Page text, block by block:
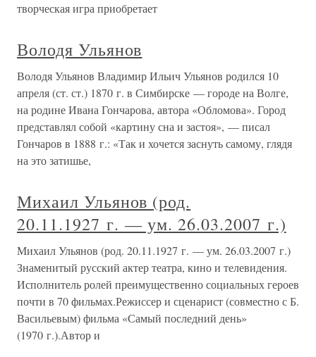
творческая игра приобретает
Володя Ульянов
Володя Ульянов Владимир Ильич Ульянов родился 10
апреля (ст. ст.) 1870 г. в Симбирске — городе на Волге,
на родине Ивана Гончарова, автора «Обломова». Город
представлял собой «картину сна и застоя», — писал
Гончаров в 1888 г.: «Так и хочется заснуть самому, глядя
на это затишье,
Михаил Ульянов (род.
20.11.1927 г. — ум. 26.03.2007 г.)
Михаил Ульянов (род. 20.11.1927 г. — ум. 26.03.2007 г.)
Знаменитый русский актер театра, кино и телевидения.
Исполнитель ролей преимущественно социальных героев
почти в 70 фильмах.Режиссер и сценарист (совместно с Б.
Васильевым) фильма «Самый последний день»
(1970 г.).Автор и